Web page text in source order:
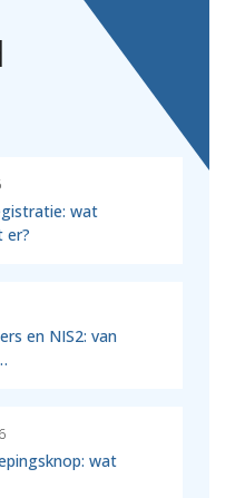
wat
er?
en NIS2: van
wat